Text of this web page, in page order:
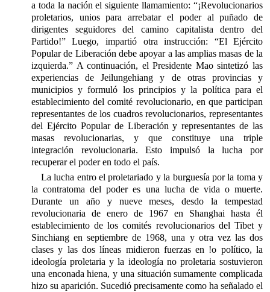
a toda la nación el siguiente llamamiento: “¡Revolucionarios
proletarios, unios para arrebatar el poder al puñado de
dirigentes seguidores del camino capitalista dentro del
Partido!” Luego, impartió otra instrucción: “El Ejército
Popular de Liberación debe apoyar a las amplias masas de la
izquierda.” A continuación, el Presidente Mao sintetizó las
experiencias de Jeilungehiang y de otras provincias y
municipios y formuló los principios y la política para el
establecimiento del comité revolucionario, en que participan
representantes de los cuadros revolucionarios, representantes
del Ejército Popular de Liberación y representantes de las
masas revolucionarias, y que constituye una triple
integración revolucionaria. Esto impulsó la lucha por
recuperar el poder en todo el país.
La lucha entro el proletariado y la burguesía por la toma y
la contratoma del poder es una lucha de vida o muerte.
Durante un año y nueve meses, desdo la tempestad
revolucionaria de enero de 1967 en Shanghai hasta él
establecimiento de los comités revolucionarios del Tibet y
Sinchiang en septiembre de 1968, una y otra vez las dos
clases y las dos líneas midieron fuerzas en !o político, la
ideología proletaria y la ideología no proletaria sostuvieron
una enconada hiena, y una situación sumamente complicada
hizo su aparición. Sucedió precisamente como ha señalado el